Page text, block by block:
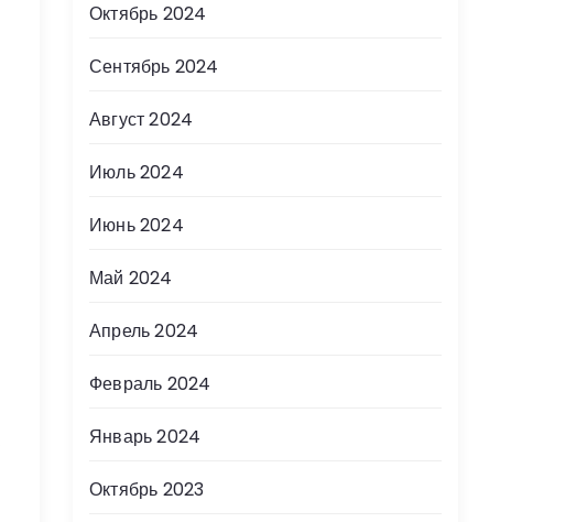
Октябрь 2024
Сентябрь 2024
Август 2024
Июль 2024
Июнь 2024
Май 2024
Апрель 2024
Февраль 2024
Январь 2024
Октябрь 2023